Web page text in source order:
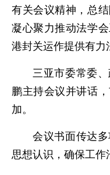
有关会议精神，总
凝心聚力推动法学
港封关运作提供有力
三亚市委常委
鹏主持会议并讲话
加。
会议书面传达
思想认识，确保工作